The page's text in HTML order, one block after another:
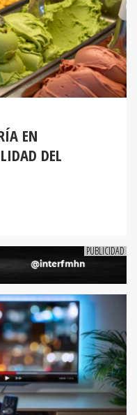
EN
DEL